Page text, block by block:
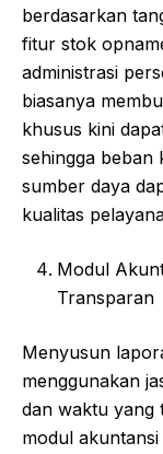
berdasarkan
fitur stok
administrasi
biasanya
khusus kini
sehingga beban
sumber daya
kualitas
Modul
Transparan
Menyusun
menggunakan
dan waktu yang
modul